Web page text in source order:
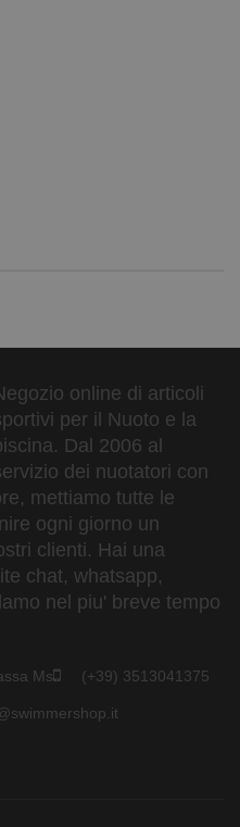
online di articoli
per il Nuoto e la
Dal 2006 al
dei nuotatori con
mettiamo tutte le
ogni giorno un
clienti. Hai una
chat, whatsapp,
nel piu' breve tempo
Ms (+39) 3513041375